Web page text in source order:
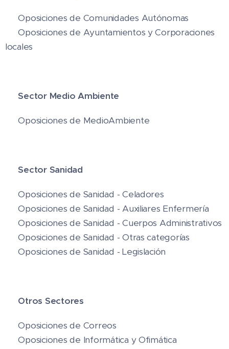
🌐 Oposiciones de Comunidades Autónomas
🏫 Oposiciones de Ayuntamientos y Corporaciones
locales
🌍Sector Medio Ambiente
🌲 Oposiciones de MedioAmbiente
🏥Sector Sanidad
🚑 Oposiciones de Sanidad - Celadores
💉 Oposiciones de Sanidad - Auxiliares Enfermería
📋 Oposiciones de Sanidad - Cuerpos Administrativos
🩺 Oposiciones de Sanidad - Otras categorías
📘 Oposiciones de Sanidad - Legislación
Otros Sectores
📬 Oposiciones de Correos
💻 Oposiciones de Informática y Ofimática